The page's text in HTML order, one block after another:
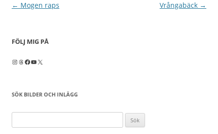
Inläggsnavigering
← Mogen raps Vrångabäck →
FÖLJ MIG PÅ
Instagram
Threads
Facebook
YouTube
X
SÖK BILDER OCH INLÄGG
efter: